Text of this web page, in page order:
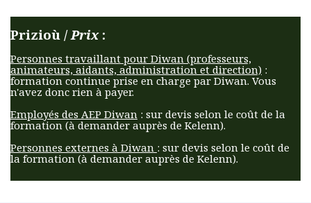
Prizioù /Prix:
Personnes travaillant pour Diwan (professeurs,
animateurs, aidants, administration et direction) :
formation continue prise en charge par Diwan. Vous
n'avez donc rien à payer.
Employés des AEP Diwan : sur devis selon le coût de la
formation (à demander auprès de Kelenn).
Personnes externes à Diwan : sur devis selon le coût de
la formation (à demander auprès de Kelenn).​